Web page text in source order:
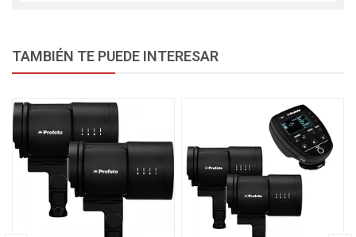
TAMBIÉN TE PUEDE INTERESAR